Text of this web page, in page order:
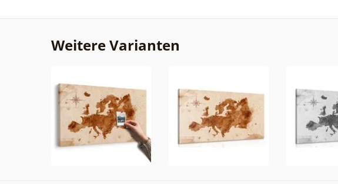
Weitere Varianten